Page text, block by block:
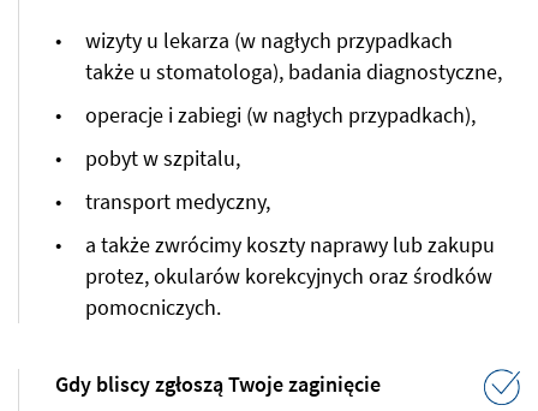
wizyty u lekarza (w nagłych przypadkach
także u stomatologa), badania diagnostyczne,
operacje i zabiegi (w nagłych przypadkach),
pobyt w szpitalu,
transport medyczny,
a także zwrócimy koszty naprawy lub zakupu
protez, okularów korekcyjnych oraz środków
pomocniczych.
Gdy bliscy zgłoszą Twoje zaginięcie